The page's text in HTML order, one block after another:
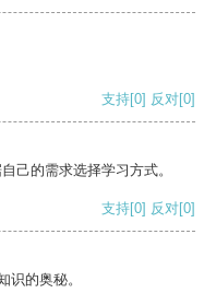
支持[0] 反对[0]
己的需求选择学习方式。
支持[0] 反对[0]
识的奥秘。